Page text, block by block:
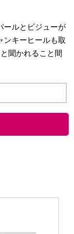
ールとビジューが
ンキーヒールも取
聞かれること間